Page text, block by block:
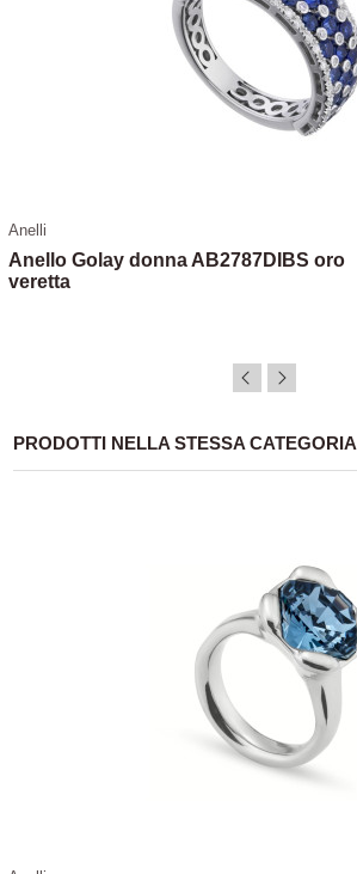
Anelli
Anello Golay donna AB2787DIBS oro
veretta
PRODOTTI NELLA STESSA CATEGORIA